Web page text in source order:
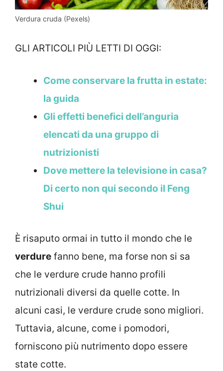
Verdura cruda (Pexels)
GLI ARTICOLI PIÙ LETTI DI OGGI:
Come conservare la frutta in estate:
la guida
Gli effetti benefici dell’anguria
elencati da una gruppo di
nutrizionisti
Dove mettere la televisione in casa?
Di certo non qui secondo il Feng
Shui
È risaputo ormai in tutto il mondo che le
verdure fanno bene, ma forse non si sa
che le verdure crude hanno profili
nutrizionali diversi da quelle cotte. In
alcuni casi, le verdure crude sono migliori.
Tuttavia, alcune, come i pomodori,
forniscono più nutrimento dopo essere
state cotte.